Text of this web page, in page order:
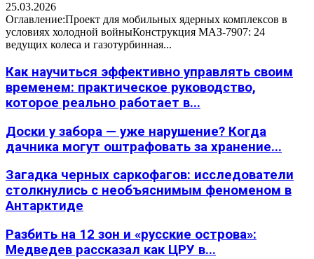
25.03.2026
Оглавление:Проект для мобильных ядерных комплексов в
условиях холодной войныКонструкция МАЗ-7907: 24
ведущих колеса и газотурбинная...
Как научиться эффективно управлять своим
временем: практическое руководство,
которое реально работает в...
Доски у забора — уже нарушение? Когда
дачника могут оштрафовать за хранение...
Загадка черных саркофагов: исследователи
столкнулись с необъяснимым феноменом в
Антарктиде
Разбить на 12 зон и «русские острова»:
Медведев рассказал как ЦРУ в...